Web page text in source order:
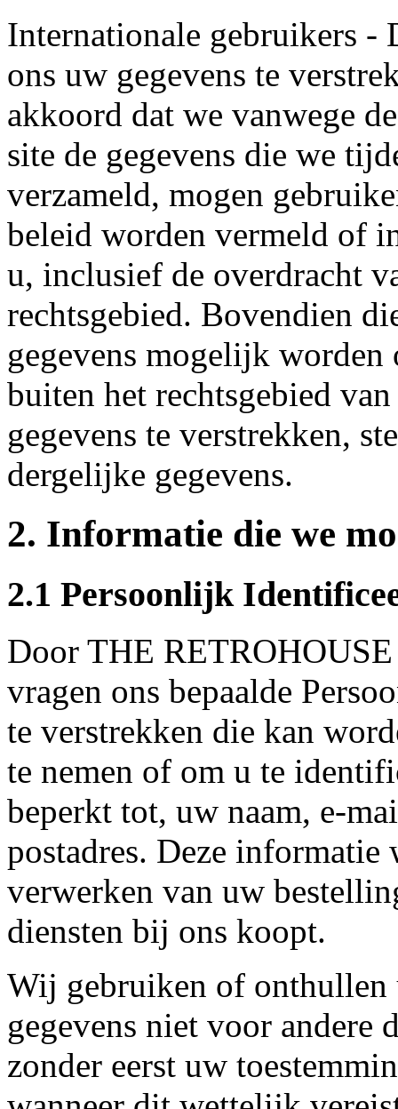
Internationale gebruikers -
ons uw gegevens te
akkoord dat we vanwege
site de gegevens die we
verzameld, mogen
beleid worden vermeld of
u, inclusief de overdracht
rechtsgebied. Bovendien
gegevens mogelijk worden
buiten het rechtsgebied
gegevens te verstrekken,
dergelijke gegevens.
2. Informatie die we
2.1 Persoonlijk
Door THE
vragen ons bepaalde
te verstrekken die kan
te nemen of om u te
beperkt tot, uw naam, e-
postadres. Deze
verwerken van uw
diensten bij ons koopt.
Wij gebruiken of onthullen
gegevens niet voor andere
zonder eerst uw